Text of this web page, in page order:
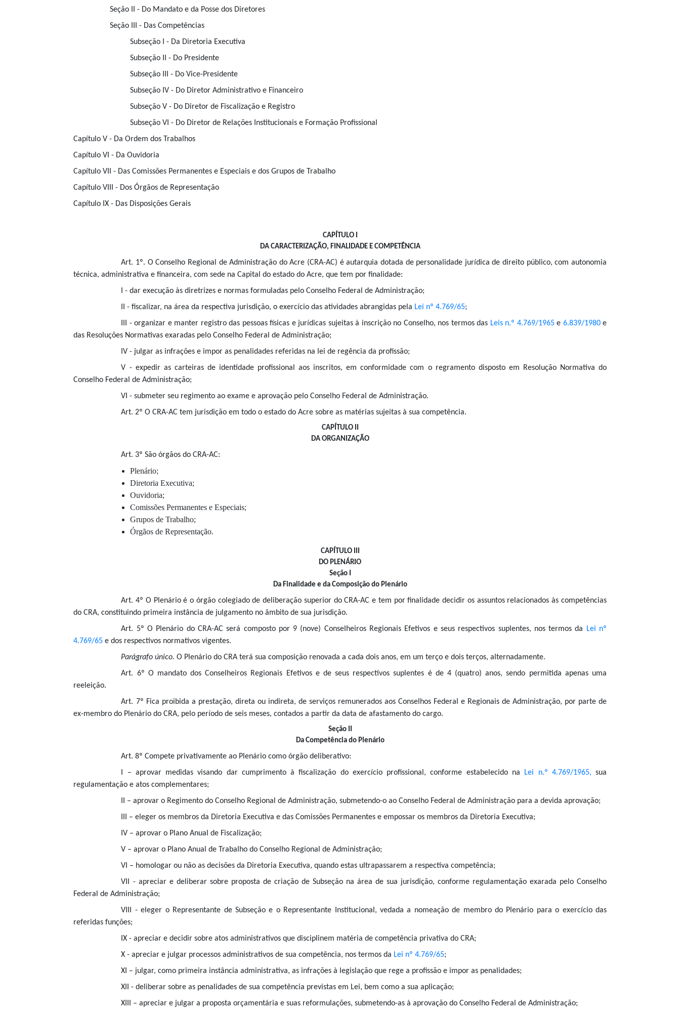
Seção II - Do Mandato e da Posse dos Diretores
Seção III - Das Competências
Subseção I - Da Diretoria Executiva
Subseção II - Do Presidente
Subseção III - Do Vice-Presidente
Subseção IV - Do Diretor Administrativo e Financeiro
Subseção V - Do Diretor de Fiscalização e Registro
Subseção VI - Do Diretor de Relações Institucionais e Formação Profissional
Capítulo V - Da Ordem dos Trabalhos
Capítulo VI - Da Ouvidoria
Capítulo VII - Das Comissões Permanentes e Especiais e dos Grupos de Trabalho
Capítulo VIII - Dos Órgãos de Representação
Capítulo IX - Das Disposições Gerais
CAPÍTULO I
DA CARACTERIZAÇÃO, FINALIDADE E COMPETÊNCIA
Art. 1º. O Conselho Regional de Administração do Acre (CRA-AC) é autarquia dotada de personalidade jurídica de direito público, com autonomia
técnica, administrativa e financeira, com sede na Capital do estado do Acre, que tem por finalidade:
I - dar execução às diretrizes e normas formuladas pelo Conselho Federal de Administração;
II - fiscalizar, na área da respectiva jurisdição, o exercício das atividades abrangidas pela Lei nº 4.769/65;
III - organizar e manter registro das pessoas físicas e jurídicas sujeitas à inscrição no Conselho, nos termos das Leis n.º 4.769/1965e 6.839/1980e
das Resoluções Normativas exaradas pelo Conselho Federal de Administração;
IV - julgar as infrações e impor as penalidades referidas na lei de regência da profissão;
V - expedir as carteiras de identidade profissional aos inscritos, em conformidade com o regramento disposto em Resolução Normativa do
Conselho Federal de Administração;
VI - submeter seu regimento ao exame e aprovação pelo Conselho Federal de Administração.
Art. 2º O CRA-AC tem jurisdição em todo o estado do Acre sobre as matérias sujeitas à sua competência.
CAPÍTULO II
DA ORGANIZAÇÃO
Art. 3º São órgãos do CRA-AC:
Plenário;
Diretoria Executiva;
Ouvidoria;
Comissões Permanentes e Especiais;
Grupos de Trabalho;
Órgãos de Representação.
CAPÍTULO III
DO PLENÁRIO
Seção I
Da Finalidade e da Composição do Plenário
Art. 4º O Plenário é o órgão colegiado de deliberação superior do CRA-AC e tem por finalidade decidir os assuntos relacionados às competências
do CRA, constituindo primeira instância de julgamento no âmbito de sua jurisdição.
Art. 5º O Plenário do CRA-AC será composto por 9 (nove) Conselheiros Regionais Efetivos e seus respectivos suplentes, nos termos da
Lei nº
4.769/65 e dos respectivos normativos vigentes.
Parágrafo único. O Plenário do CRA terá sua composição renovada a cada dois anos, em um terço e dois terços, alternadamente.
Art. 6º O mandato dos Conselheiros Regionais Efetivos e de seus respectivos suplentes é de 4 (quatro) anos, sendo permitida apenas uma
reeleição.
Art. 7º Fica proibida a prestação, direta ou indireta, de serviços remunerados aos Conselhos Federal e Regionais de Administração, por parte de
ex-membro do Plenário do CRA, pelo período de seis meses, contados a partir da data de afastamento do cargo.
Seção II
Da Competência do Plenário
Art. 8º Compete privativamente ao Plenário como órgão deliberativo:
I – aprovar medidas visando dar cumprimento à fiscalização do exercício profissional, conforme estabelecido na
Lei n.º 4.769/1965, sua
regulamentação e atos complementares;
II – aprovar o Regimento do Conselho Regional de Administração, submetendo-o ao Conselho Federal de Administração para a devida aprovação;
III – eleger os membros da Diretoria Executiva e das Comissões Permanentes e empossar os membros da Diretoria Executiva;
IV – aprovar o Plano Anual de Fiscalização;
V – aprovar o Plano Anual de Trabalho do Conselho Regional de Administração;
VI – homologar ou não as decisões da Diretoria Executiva, quando estas ultrapassarem a respectiva competência;
VII - apreciar e deliberar sobre proposta de criação de Subseção na área de sua jurisdição, conforme regulamentação exarada pelo Conselho
Federal de Administração;
VIII - eleger o Representante de Subseção e o Representante Institucional, vedada a nomeação de membro do Plenário para o exercício das
referidas funções;
IX - apreciar e decidir sobre atos administrativos que disciplinem matéria de competência privativa do CRA;
X - apreciar e julgar processos administrativos de sua competência, nos termos da Lei nº 4.769/65;
XI – julgar, como primeira instância administrativa, as infrações à legislação que rege a profissão e impor as penalidades;
XII - deliberar sobre as penalidades de sua competência previstas em Lei, bem como a sua aplicação;
XIII – apreciar e julgar a proposta orçamentária e suas reformulações, submetendo-as à aprovação do Conselho Federal de Administração;